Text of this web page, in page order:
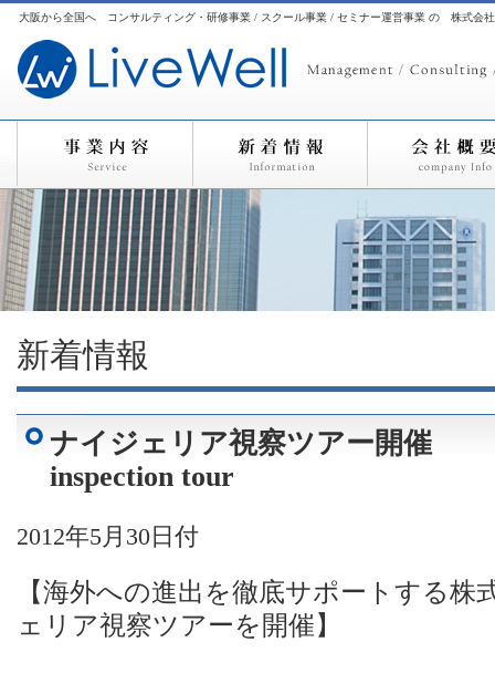
大阪から全国へ コンサルティング・研修事業 / スクール事業 / セミナー運営事業 の 株式会
新着情報
ナイジェリア視察ツアー開
inspection tour
2012年5月30日付
【海外への進出を徹底サポートする株
ェリア視察ツアーを開催】